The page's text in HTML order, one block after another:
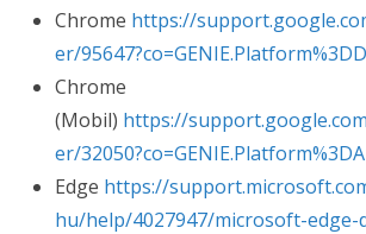
Chrome https://
er/
Chrome
(Mobil) https://
er/
Edge https://
hu/help/4027947/microsoft-edge-